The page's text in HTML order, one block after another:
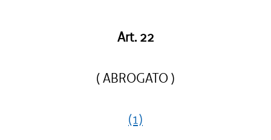
Art. 22
( ABROGATO )
(1)